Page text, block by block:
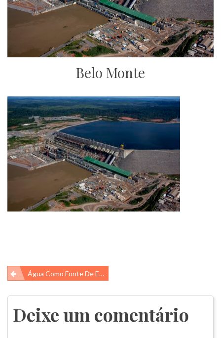
Belo Monte
Navegação
de
Post
Água Como Fonte De Energia
Deixe um comentário